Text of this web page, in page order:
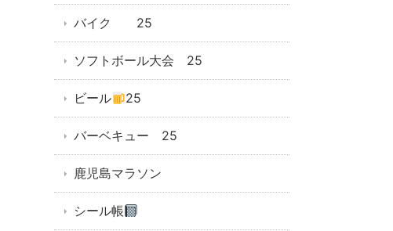
バイク 25
ソフトボール大会 25
ビール 25
バーベキュー 25
鹿児島マラソン
シール帳